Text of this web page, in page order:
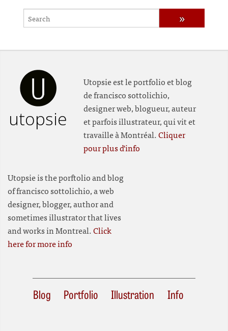
utopsie
Utopsie est le portfolio et blog
de francisco sottolichio,
designer web, blogueur, auteur
et parfois illustrateur, qui vit et
travaille à Montréal.Cliquer
pour plus d'info
Utopsie is the porftolio and blog
of francisco sottolichio, a web
designer, blogger, author and
sometimes illustrator that lives
and works in Montreal.Click
here for more info
Blog Portfolio Illustration Info